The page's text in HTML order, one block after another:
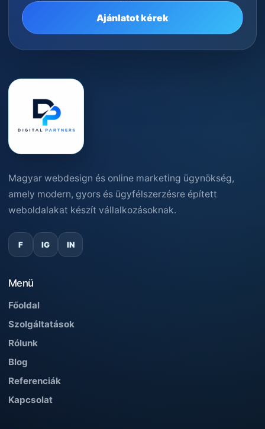
Ajánlatot kérek
Magyar webdesign és online marketing ügynökség,
amely modern, gyors és ügyfélszerzésre épített
weboldalakat készít vállalkozásoknak.
F IG IN
Menü
Főoldal
Szolgáltatások
Rólunk
Blog
Referenciák
Kapcsolat